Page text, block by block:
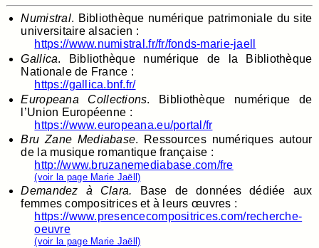
Numistral. Bibliothèque numérique patrimoniale du site
universitaire alsacien :
https://www.numistral.fr/fr/fonds-marie-jaell
Gallica. Bibliothèque numérique de la Bibliothèque
Nationale de France :
https://gallica.bnf.fr/
Europeana Collections. Bibliothèque numérique de
l’Union Européenne :
https://www.europeana.eu/portal/fr
Bru Zane Mediabase. Ressources numériques autour
de la musique romantique française :
http://www.bruzanemediabase.com/fre
(voir la page Marie Jaëll)
Demandez à Clara. Base de données dédiée aux
femmes compositrices et à leurs œuvres :
https://www.presencecompositrices.com/recherche-
oeuvre
(voir la page Marie Jaëll)